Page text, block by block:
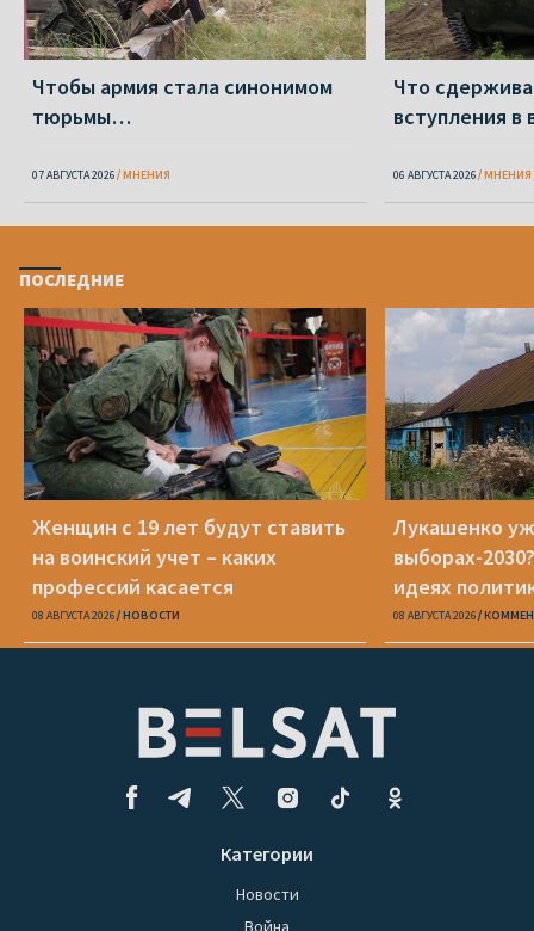
Чтобы армия стала синонимом
тюрьмы…
07 АВГУСТА 2026 МНЕНИЯ
Что
вступления в
06 АВГУСТА 2026 МНЕНИЯ
ПОСЛЕДНИЕ
Женщин с 19 лет будут ставить
на воинский учет – каких
профессий касается
08 АВГУСТА 2026 НОВОСТИ
Лукашенко
выборах-
идеях
08 АВГУСТА 2026
Категории
Новости
Война